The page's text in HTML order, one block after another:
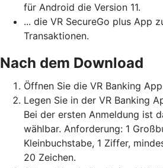
für Android die Version 11.
... die VR SecureGo plus App
Transaktionen.
Nach dem Download
Öffnen Sie die VR Banking
Legen Sie in der VR Banking
Bei der ersten Anmeldung ist
wählbar. Anforderung: 1
Kleinbuchstabe, 1 Ziffer,
20 Zeichen.